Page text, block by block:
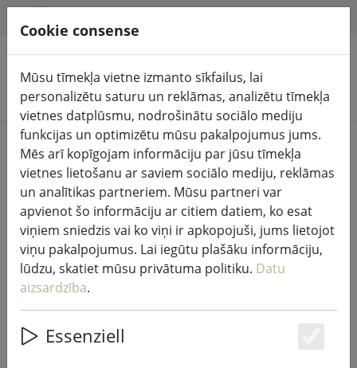
Meklēt produktus
Home
Pasaku gaismas un apgaismojums
Pasaku gaismas
Kaemingk Lumineo LED pasaku
apgaismojums Basic ar
reostatslēgu 120 LED silti balta āra
9 m melns
Cookie consense
Mūsu tīmekļa vietne izmanto sīkfailus, lai
personalizētu saturu un reklāmas, analizētu tīmekļa
vietnes datplūsmu, nodrošinātu sociālo mediju
funkcijas un optimizētu mūsu pakalpojumus jums.
Mēs arī kopīgojam informāciju par jūsu tīmekļa
vietnes lietošanu ar saviem sociālo mediju, reklāmas
un analītikas partneriem. Mūsu partneri var
apvienot šo informāciju ar citiem datiem, ko esat
viņiem sniedzis vai ko viņi ir apkopojuši, jums lietojot
viņu pakalpojumus. Lai iegūtu plašāku informāciju,
lūdzu, skatiet mūsu privātuma politiku. Datu
aizsardzība.
Essenziell